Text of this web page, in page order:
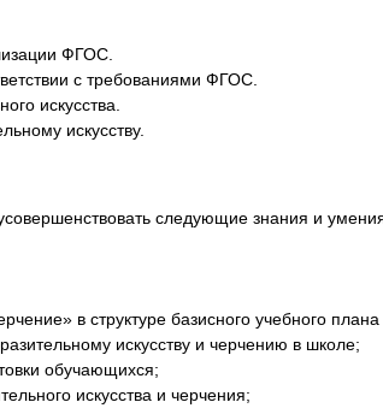
ФГОС.
с требованиями ФГОС.
искусства.
искусству.
следующие знания и
в структуре базисного учебного
искусству и черчению в школе;
обучающихся;
искусства и черчения;